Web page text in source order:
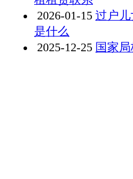
2026-01-15 过户
是什么
2025-12-25 国家